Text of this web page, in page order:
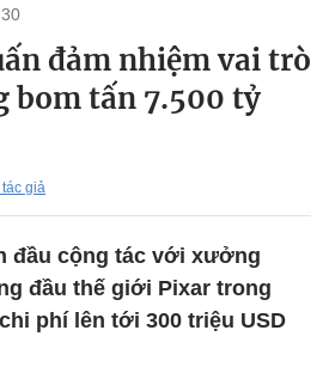
đảm nhiệm vai trò
bom tấn 7.500 tỷ
giả
đầu cộng tác với xưởng
đầu thế giới Pixar trong
phí lên tới 300 triệu USD